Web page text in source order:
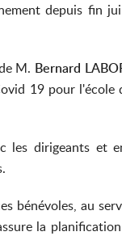
depuis fin
M. Bernard
19 pour l'école
les dirigeants et
bénévoles, au
la